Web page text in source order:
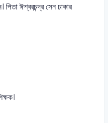
পিতা ঈশ্বরচন্দ্র সেন ঢাকার